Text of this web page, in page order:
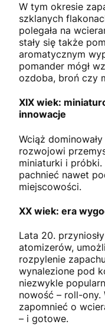
W tym okresie
szklanych
polegała na
stały się także
aromatycznym
pomander mógł
ozdoba, broń czy
XIX wiek:
innowacje
Wciąż
rozwojowi
miniaturki i próbki.
pachnieć nawet
miejscowości.
XX wiek: era
Lata 20.
atomizerów,
rozpylenie
wynalezione pod
niezwykle
nowość – roll-ony.
zapomnieć o
– i gotowe.